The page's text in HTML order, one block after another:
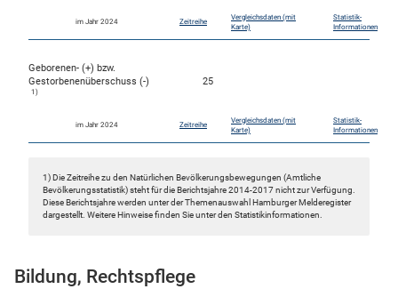
im Jahr 2024 Zeitreihe
Vergleichsdaten (mit
Karte)
Statistik-
Informationen
Geborenen- (+) bzw.
Gestorbenenüberschuss (-)
1)
25
im Jahr 2024 Zeitreihe
Vergleichsdaten (mit
Karte)
Statistik-
Informationen
1) Die Zeitreihe zu den Natürlichen Bevölkerungsbewegungen (Amtliche
Bevölkerungsstatistik) steht für die Berichtsjahre 2014-2017 nicht zur Verfügung.
Diese Berichtsjahre werden unter der Themenauswahl Hamburger Melderegister
dargestellt. Weitere Hinweise finden Sie unter den Statistikinformationen.
Bildung, Rechtspflege